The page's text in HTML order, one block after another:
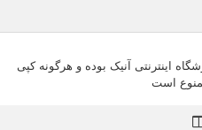
اینترنتی آنیک بوده و هرگونه کپی
است